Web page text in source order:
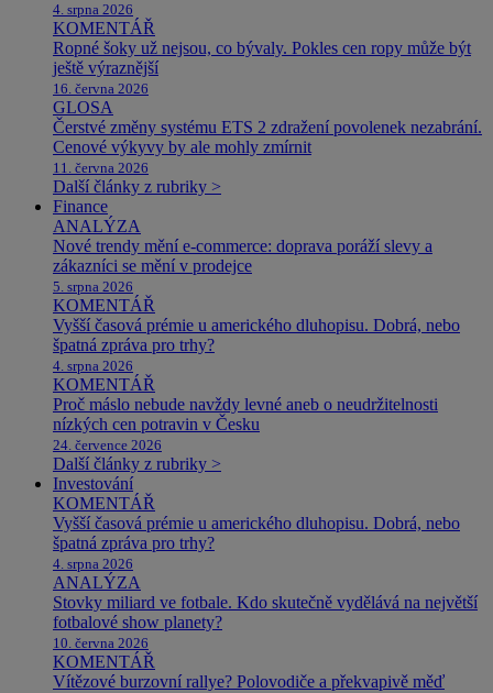
4. srpna 2026
KOMENTÁŘ
Ropné šoky už nejsou, co bývaly. Pokles cen ropy může být
ještě výraznější
16. června 2026
GLOSA
Čerstvé změny systému ETS 2 zdražení povolenek nezabrání.
Cenové výkyvy by ale mohly zmírnit
11. června 2026
Další články z rubriky >
Finance
ANALÝZA
Nové trendy mění e-commerce: doprava poráží slevy a
zákazníci se mění v prodejce
5. srpna 2026
KOMENTÁŘ
Vyšší časová prémie u amerického dluhopisu. Dobrá, nebo
špatná zpráva pro trhy?
4. srpna 2026
KOMENTÁŘ
Proč máslo nebude navždy levné aneb o neudržitelnosti
nízkých cen potravin v Česku
24. července 2026
Další články z rubriky >
Investování
KOMENTÁŘ
Vyšší časová prémie u amerického dluhopisu. Dobrá, nebo
špatná zpráva pro trhy?
4. srpna 2026
ANALÝZA
Stovky miliard ve fotbale. Kdo skutečně vydělává na největší
fotbalové show planety?
10. června 2026
KOMENTÁŘ
Vítězové burzovní rallye? Polovodiče a překvapivě měď